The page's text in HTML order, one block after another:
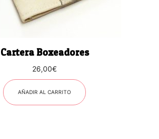
Cartera Boxeadores
26,00€
AÑADIR AL CARRITO